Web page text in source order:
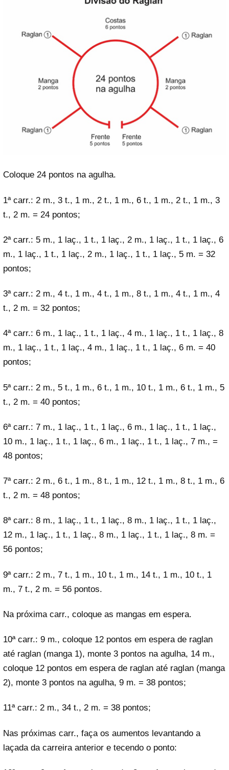
Coloque 24 pontos na agulha.
1ª carr.: 2 m., 3 t., 1 m., 2 t., 1 m., 6 t., 1 m., 2 t., 1 m., 3
t., 2 m. = 24 pontos;
2ª carr.: 5 m., 1 laç., 1 t., 1 laç., 2 m., 1 laç., 1 t., 1 laç., 6
m., 1 laç., 1 t., 1 laç., 2 m., 1 laç., 1 t., 1 laç., 5 m. = 32
pontos;
3ª carr.: 2 m., 4 t., 1 m., 4 t., 1 m., 8 t., 1 m., 4 t., 1 m., 4
t., 2 m. = 32 pontos;
4ª carr.: 6 m., 1 laç., 1 t., 1 laç., 4 m., 1 laç., 1 t., 1 laç., 8
m., 1 laç., 1 t., 1 laç., 4 m., 1 laç., 1 t., 1 laç., 6 m. = 40
pontos;
5ª carr.: 2 m., 5 t., 1 m., 6 t., 1 m., 10 t., 1 m., 6 t., 1 m., 5
t., 2 m. = 40 pontos;
6ª carr.: 7 m., 1 laç., 1 t., 1 laç., 6 m., 1 laç., 1 t., 1 laç.,
10 m., 1 laç., 1 t., 1 laç., 6 m., 1 laç., 1 t., 1 laç., 7 m., =
48 pontos;
7ª carr.: 2 m., 6 t., 1 m., 8 t., 1 m., 12 t., 1 m., 8 t., 1 m., 6
t., 2 m. = 48 pontos;
8ª carr.: 8 m., 1 laç., 1 t., 1 laç., 8 m., 1 laç., 1 t., 1 laç.,
12 m., 1 laç., 1 t., 1 laç., 8 m., 1 laç., 1 t., 1 laç., 8 m. =
56 pontos;
9ª carr.: 2 m., 7 t., 1 m., 10 t., 1 m., 14 t., 1 m., 10 t., 1
m., 7 t., 2 m. = 56 pontos.
Na próxima carr., coloque as mangas em espera.
10ª carr.: 9 m., coloque 12 pontos em espera de raglan
até raglan (manga 1), monte 3 pontos na agulha, 14 m.,
coloque 12 pontos em espera de raglan até raglan (manga
2), monte 3 pontos na agulha, 9 m. = 38 pontos;
11ª carr.: 2 m., 34 t., 2 m. = 38 pontos;
Nas próximas carr., faça os aumentos levantando a
laçada da carreira anterior e tecendo o ponto: